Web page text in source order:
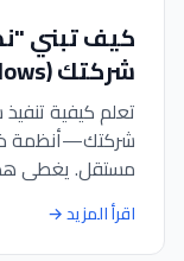
كيف تبني
شركتك (Agentic Workflows)
تعلم كيفية
شركتك—أنظمة
مستقل. يغطي
سير العمل عالية
اقرأ المزيد→